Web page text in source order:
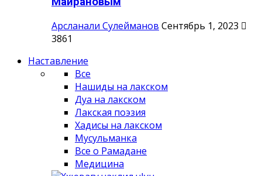
Арсланали Сулейманов Сентябрь 1, 2023
3861
Наставление
Все
Нашиды на лакском
Дуа на лакском
Лакская поэзия
Хадисы на лакском
Мусульманка
Все о Рамадане
Медицина